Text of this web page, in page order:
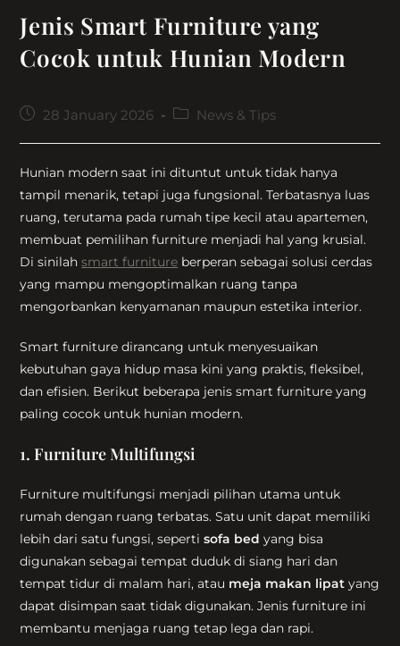
Jenis Smart Furniture yang
Cocok untuk Hunian Modern
Post28 January 2026
PostNews & Tips
Hunian modern saat ini dituntut untuk tidak hanya
tampil menarik, tetapi juga fungsional. Terbatasnya luas
ruang, terutama pada rumah tipe kecil atau apartemen,
membuat pemilihan furniture menjadi hal yang krusial.
Di sinilahsmart furniture berperan sebagai solusi cerdas
yang mampu mengoptimalkan ruang tanpa
mengorbankan kenyamanan maupun estetika interior.
Smart furniture dirancang untuk menyesuaikan
kebutuhan gaya hidup masa kini yang praktis, fleksibel,
dan efisien. Berikut beberapa jenis smart furniture yang
paling cocok untuk hunian modern.
1. Furniture Multifungsi
Furniture multifungsi menjadi pilihan utama untuk
rumah dengan ruang terbatas. Satu unit dapat memiliki
lebih dari satu fungsi, sepertisofa bed yang bisa
digunakan sebagai tempat duduk di siang hari dan
tempat tidur di malam hari, atau meja makan lipat yang
dapat disimpan saat tidak digunakan. Jenis furniture ini
membantu menjaga ruang tetap lega dan rapi.